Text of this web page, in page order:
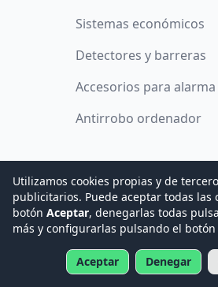
Sistemas económicos
Detectores y barreras
Accesorios para alarma
Antirrobo ordenador
Acerca de nosotros
Condiciones de compra
Gastos y plazos de
Utilizamos cookies propias y de
publicitarios. Puede aceptar todas las
botón Aceptar, denegarlas todas
más y configurarlas pulsando el botón
Aceptar Denegar